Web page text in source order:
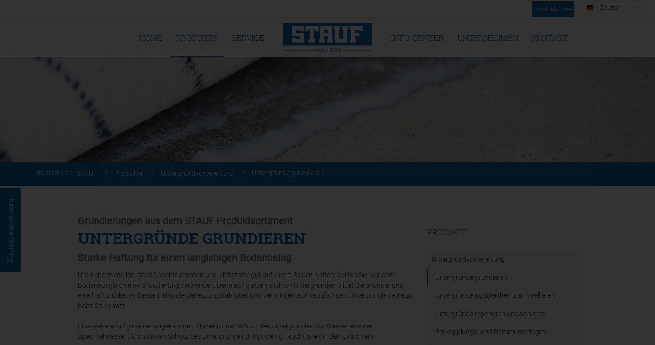
Kontakt aufnehmen
Produktsuche Deutsch
HOME PRODUKTE SERVICE INFO-CENTER UNTERNEHMEN KONTAKT
Sie sind hier: STAUF Produkte Untergrundvorbereitung Untergründe grundieren
Grundierungen aus dem STAUF Produktsortiment
UNTERGRÜNDE GRUNDIEREN
Starke Haftung für einen langlebigen Bodenbelag
Um sicherzustellen, dass Spachtelmassen und Klebstoffe gut auf Ihrem Boden haften, sollten Sie vor dem
Bodenausgleich eine Grundierung verwenden. Denn auf glatten, dichten Untergründen bildet die Grundierung
eine Haftbrücke, verbessert also die Benetzungsfähigkeit und vermindert auf saugfähigen Untergründen eine zu
hohe Saugkraft.
Eine weitere Aufgabe der sogenannten Primer ist der Schutz des Untergrundes vor Wasser aus der
Spachtelmasse: Durch diesen Schutz des Untergrundes dringt wenig Feuchtigkeit in den Estrich ein.
PRODUKTE
Untergrundvorbereitung
Untergründe grundieren
Untergründe ausgleichen und nivellieren
Untergründe reparieren und sanieren
Entkopplungs- und Dämmunterlagen